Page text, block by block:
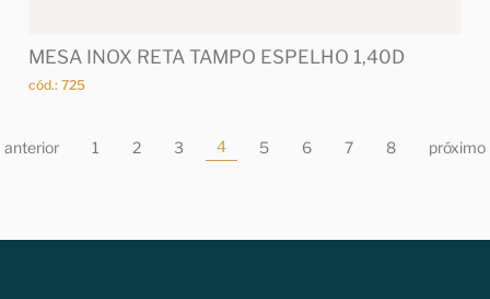
MESA INOX RETA TAMPO ESPELHO 1,40D
cód.: 725
anterior 1 2 3 4 5 6 7 8 próximo